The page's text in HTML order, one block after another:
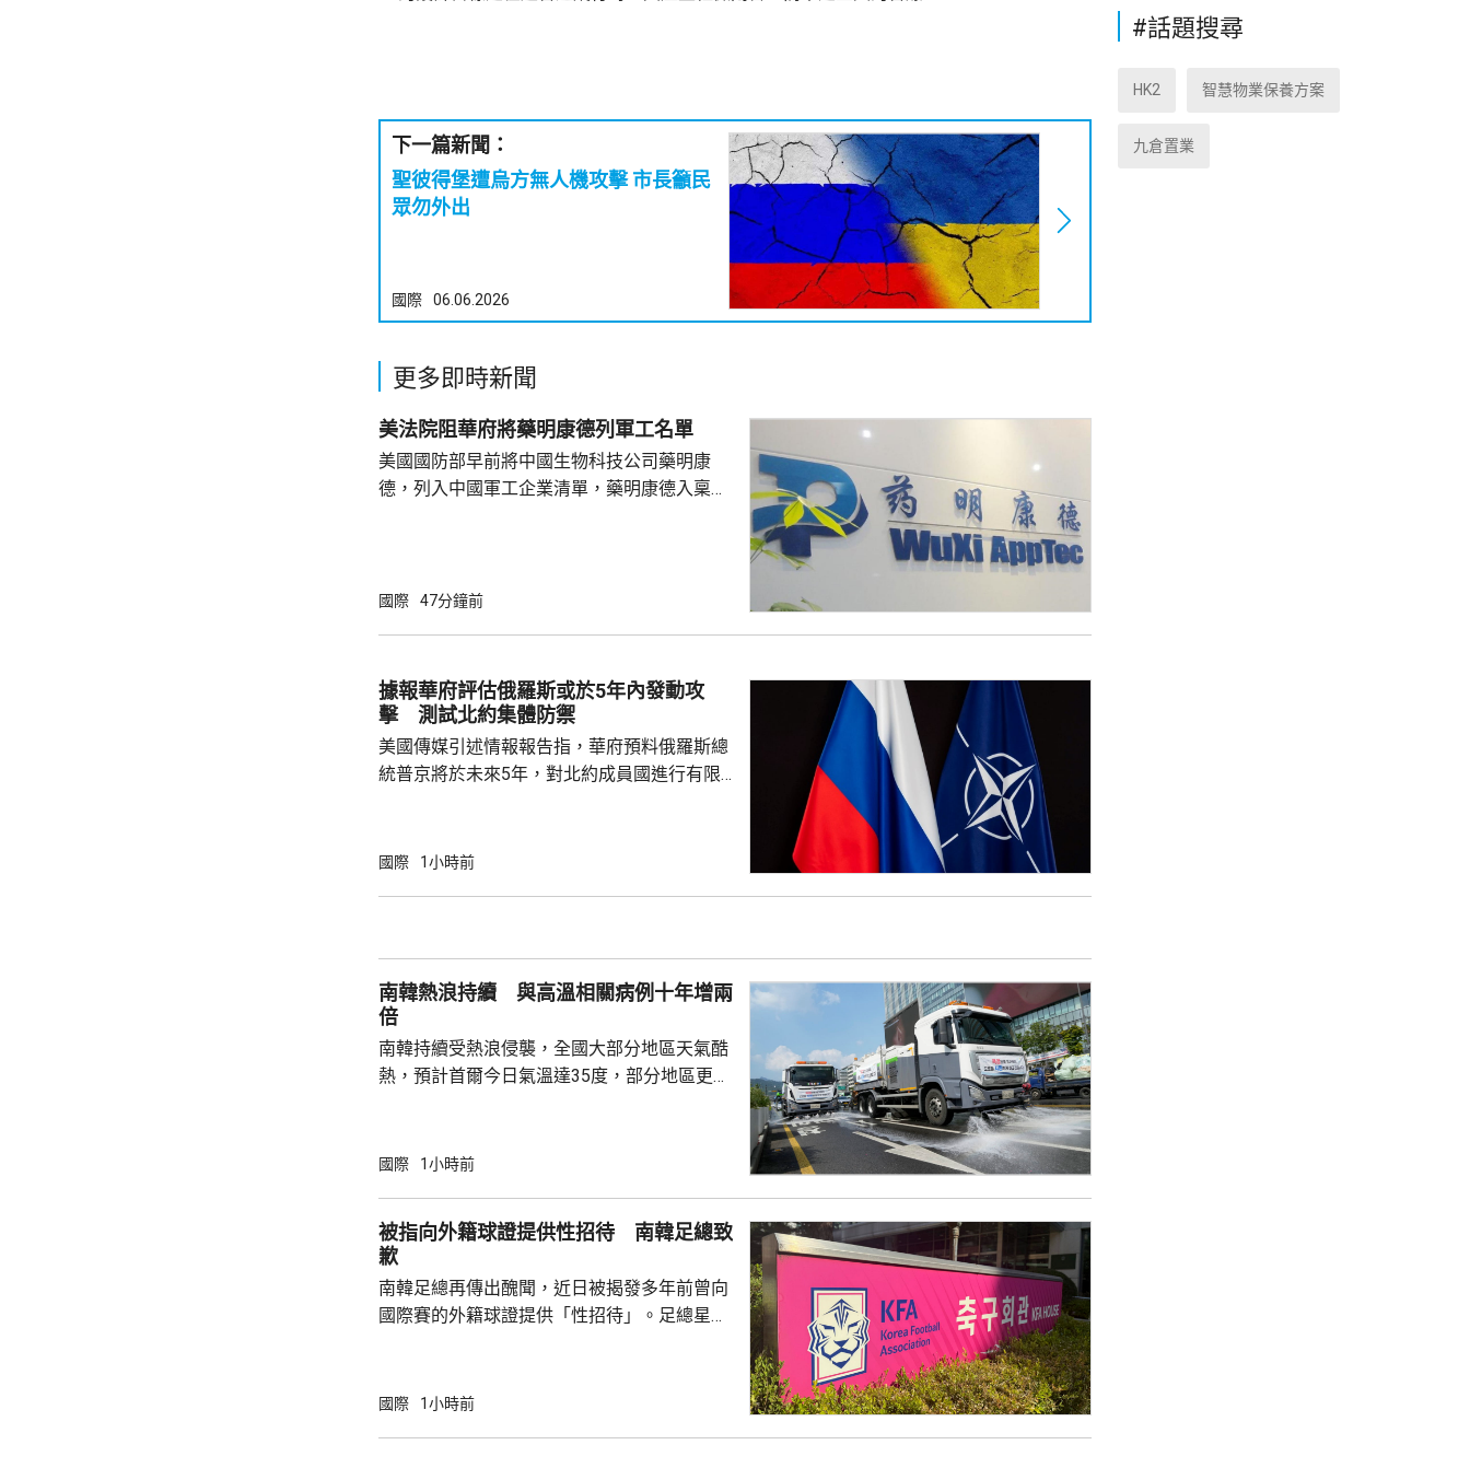
下一篇新聞：
聖彼得堡遭烏方無人機攻擊 市長籲民
眾勿外出
國際 06.06.2026
更多即時新聞
美法院阻華府將藥明康德列軍工名單
美國國防部早前將中國生物科技公司藥明康
德，列入中國軍工企業清單，藥明康德入稟法
決表示歡迎，認為此舉減輕公司被列入名單所
里巴巴、百度及比亞迪等中國企業，列為支援
中國軍方的實體，多間被列入名單的公司事...
國際 47分鐘前
據報華府評估俄羅斯或於5年內發動攻
擊 測試北約集體防禦
美國傳媒引述情報報告指，華府預料俄羅斯總
統普京將於未來5年，對北約成員國進行有限
性，包括網絡攻擊或小規模入侵等，最有可能
約的衝突。 北約拒絕置評，只表示一直評估不
同情況，準備好在必要時作出防衛和威...
國際 1小時前
南韓熱浪持續 與高溫相關病例十年增兩
倍
南韓持續受熱浪侵襲，全國大部分地區天氣酷
熱，預計首爾今日氣溫達35度，部分地區更高
天氣。 高溫天氣可能引致健康問題。南韓當局
2016至2020年增至658宗，過去5年稍為回
落，但仍有638宗。與高溫天氣有關的死亡病
例亦有所增加，...
國際 1小時前
被指向外籍球證提供性招待 南韓足總致
歉
南韓足總再傳出醜聞，近日被揭發多年前曾向
國際賽的外籍球證提供「性招待」。足總星期
革，保證加強組織內部的透明度和誠信，以滿
國際 1小時前
#話題搜尋
HK2 智慧物業保養方案
九倉置業